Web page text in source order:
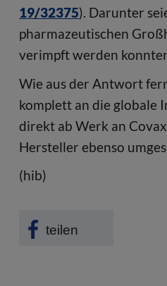
19/32375). Darunter
pharmazeutischen
verimpft werden
Wie aus der Antwort
komplett an die globale
direkt ab Werk an
Hersteller ebenso
(hib)
teilen